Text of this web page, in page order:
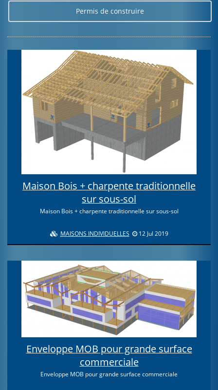
Permis de construire
Maison Bois + charpente traditionnelle
sur sous-sol
Maison Bois + charpente traditionnelle sur sous-sol
MAISONS INDIVIDUELLES 12 Jul 2019
Enveloppe MOB pour grande surface
commerciale
Enveloppe MOB pour grande surface commerciale